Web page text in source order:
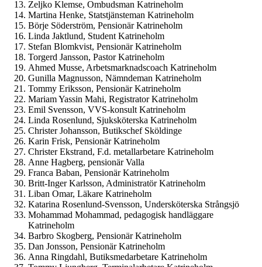
Zeljko Klemse, Ombudsman Katrineholm
Martina Henke, Statstjänsteman Katrineholm
Börje Söderström, Pensionär Katrineholm
Linda Jaktlund, Student Katrineholm
Stefan Blomkvist, Pensionär Katrineholm
Torgerd Jansson, Pastor Katrineholm
Ahmed Musse, Arbetsmarknadscoach Katrineholm
Gunilla Magnusson, Nämndeman Katrineholm
Tommy Eriksson, Pensionär Katrineholm
Mariam Yassin Mahi, Registrator Katrineholm
Emil Svensson, VVS-konsult Katrineholm
Linda Rosenlund, Sjuksköterska Katrineholm
Christer Johansson, Butikschef Sköldinge
Karin Frisk, Pensionär Katrineholm
Christer Ekstrand, F.d. metallarbetare Katrineholm
Anne Hagberg, pensionär Valla
Franca Baban, Pensionär Katrineholm
Britt-Inger Karlsson, Administratör Katrineholm
Liban Omar, Läkare Katrineholm
Katarina Rosenlund-Svensson, Undersköterska Strångsjö
Mohammad Mohammad, pedagogisk handläggare
Katrineholm
Barbro Skogberg, Pensionär Katrineholm
Dan Jonsson, Pensionär Katrineholm
Anna Ringdahl, Butiksmedarbetare Katrineholm